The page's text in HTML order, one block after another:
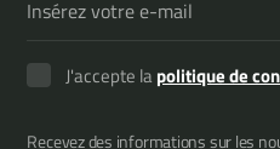
J'accepte lapolitique de
Recevez des informations sur les